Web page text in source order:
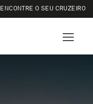
ENCONTRE O SEU CRUZEIRO